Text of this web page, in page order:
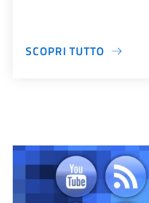
SCOPRI TUTTO